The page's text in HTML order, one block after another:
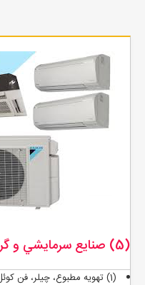
(5) صنايع سرمايشي و گرمايشي، لوازم خانگي
(1) تهويه مطبوع، چيلر، فن كوئل